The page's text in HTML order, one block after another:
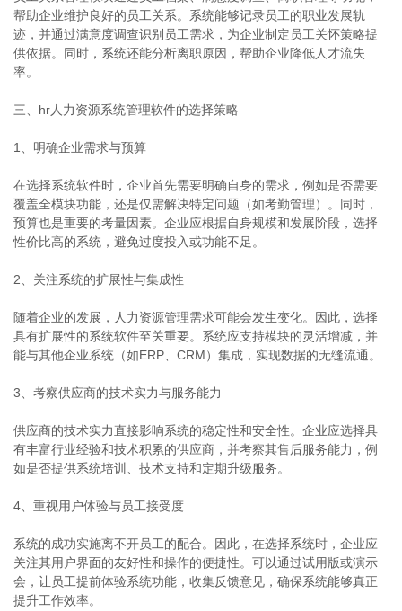
帮助企业维护良好的员工关系。系统能够记录员工的职业发展轨
迹，并通过满意度调查识别员工需求，为企业制定员工关怀策略提
供依据。同时，系统还能分析离职原因，帮助企业降低人才流失
率。
三、hr人力资源系统管理软件的选择策略
1、明确企业需求与预算
在选择系统软件时，企业首先需要明确自身的需求，例如是否需要
覆盖全模块功能，还是仅需解决特定问题（如考勤管理）。同时，
预算也是重要的考量因素。企业应根据自身规模和发展阶段，选择
性价比高的系统，避免过度投入或功能不足。
2、关注系统的扩展性与集成性
随着企业的发展，人力资源管理需求可能会发生变化。因此，选择
具有扩展性的系统软件至关重要。系统应支持模块的灵活增减，并
能与其他企业系统（如ERP、CRM）集成，实现数据的无缝流通。
3、考察供应商的技术实力与服务能力
供应商的技术实力直接影响系统的稳定性和安全性。企业应选择具
有丰富行业经验和技术积累的供应商，并考察其售后服务能力，例
如是否提供系统培训、技术支持和定期升级服务。
4、重视用户体验与员工接受度
系统的成功实施离不开员工的配合。因此，在选择系统时，企业应
关注其用户界面的友好性和操作的便捷性。可以通过试用版或演示
会，让员工提前体验系统功能，收集反馈意见，确保系统能够真正
提升工作效率。